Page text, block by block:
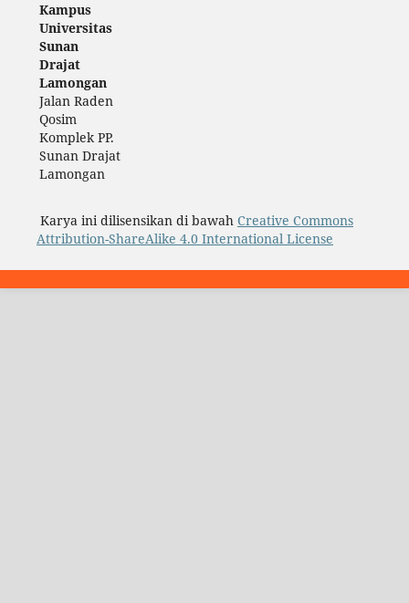
Kampus
Universitas
Sunan
Drajat
Lamongan
Jalan Raden
Qosim
Komplek PP.
Sunan Drajat
Lamongan
Karya ini dilisensikan di bawah Creative Commons
Attribution-ShareAlike 4.0 International License